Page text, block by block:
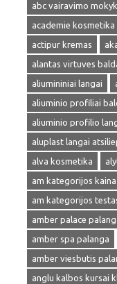
abc vairavimo
academie kosmetika
actipur kremas
alantas virtuves
aliumininiai langai
aliuminio profiliai
aliuminio profilio
aluplast langai
alva kosmetika
am kategorijos kaina
am kategorijos
amber palace
amber spa palanga
amber viesbutis
anglu kalbos kursai